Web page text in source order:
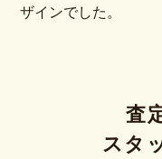
ザインでした。
査
スタ